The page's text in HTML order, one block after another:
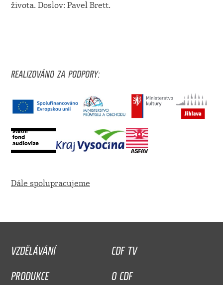
života. Doslov: Pavel Brett.
REALIZOVÁNO ZA PODPORY:
Dále spolupracujeme
VZDĚLÁVÁNÍ
CDF TV
PRODUKCE
O CDF